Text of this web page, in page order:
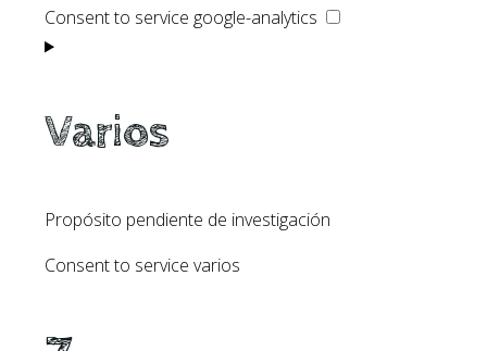
Consent to service google-analytics
Varios
Propósito pendiente de investigación
Consent to service varios